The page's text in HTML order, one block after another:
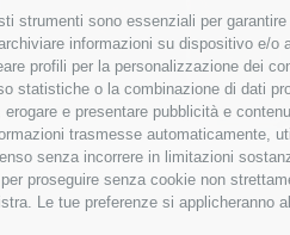
strumenti sono essenziali per
informazioni su dispositivo e/
profili per la personalizzazione dei
statistiche o la combinazione di dati
e presentare pubblicità e
trasmesse automaticamente,
senza incorrere in limitazioni
proseguire senza cookie non
Le tue preferenze si applicheranno